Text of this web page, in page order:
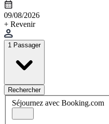
09/08/2026
+ Revenir
1 Passager
Rechercher
Séjournez avec Booking.com